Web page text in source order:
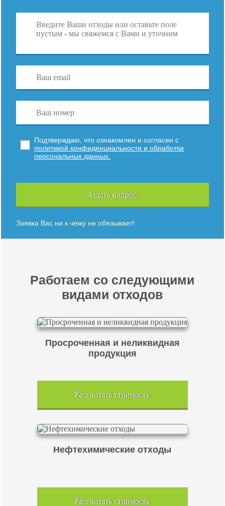
Подтверждаю, что ознакомлен и согласен с
политикой конфиденциальности и обработки
персональных данных.
Задать вопрос
Заявка Вас ни к чему не обязывает!
Работаем со следующими
видами отходов
Просроченная и неликвидная
продукция
Рассчитать стоимость
Нефтехимические отходы
Рассчитать стоимость